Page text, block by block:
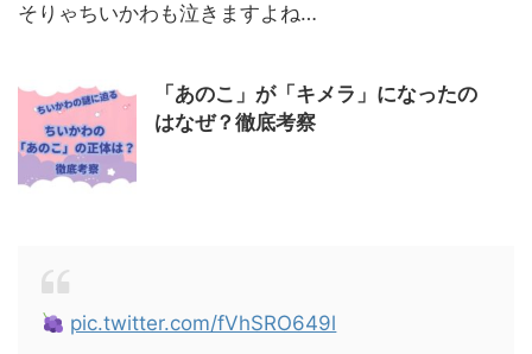
そりゃちいかわも泣きますよね…
「あのこ」が「キメラ」になったの
はなぜ？徹底考察
pic.twitter.com/fVhSRO649l